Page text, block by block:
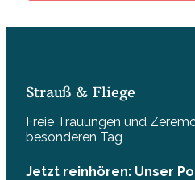
Strauß & Fliege
Freie Trauungen und
besonderen Tag
Jetzt reinhören: Unser